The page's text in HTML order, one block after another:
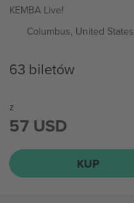
KEMBA Live!
Columbus, United States
63 biletów
z
57 USD
KUP